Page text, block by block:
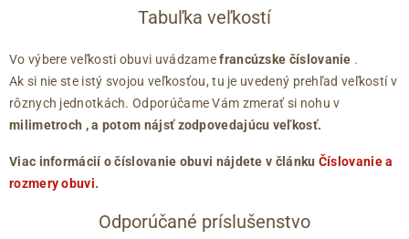
Tabuľka veľkostí
Vo výbere veľkosti obuvi uvádzamefrancúzske číslovanie .
Ak si nie ste istý svojou veľkosťou, tu je uvedený prehľad veľkostí v
rôznych jednotkách. Odporúčame Vám zmerať si nohu v
milimetroch , a potom nájsť zodpovedajúcu veľkosť.
Viac informácií o číslovanie obuvi nájdete v článku Číslovanie a
rozmery obuvi.
Odporúčané príslušenstvo